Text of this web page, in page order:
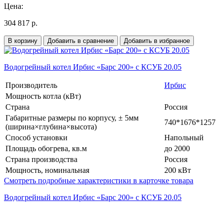
Цена:
304 817 р.
В корзину Добавить в сравнение Добавить в избранное
Водогрейный котел Ирбис «Барс 200» с КСУБ 20.05
Производитель
Ирбис
Мощность котла (кВт)
Страна
Россия
Габаритные размеры по корпусу, ± 5мм
(ширина×глубина×высота)
740*1676*1257
Способ установки
Напольный
Площадь обогрева, кв.м
до 2000
Страна производства
Россия
Мощность, номинальная
200 кВт
Смотреть подробные характеристики в карточке товара
Водогрейный котел Ирбис «Барс 200» с КСУБ 20.05